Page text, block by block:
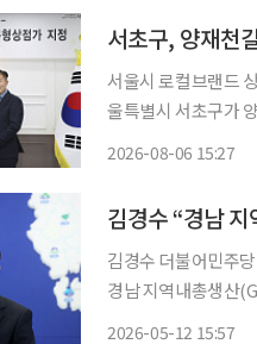
서초구, 양재천
서울시 로컬브랜드
울특별시 서초구가
2026-08-06 15:27
김경수 “경남
김경수 더불어민주
경남 지역내총생산
2026-05-12 15:57